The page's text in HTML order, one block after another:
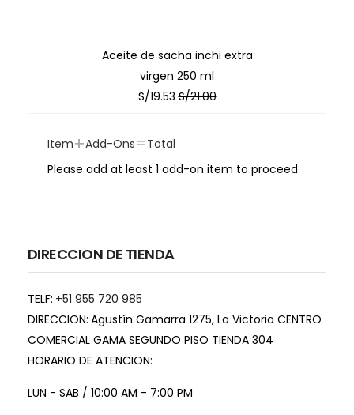
Aceite de sacha inchi extra
virgen 250 ml
S/19.53 S/21.00
Item+Add-Ons=Total
Please add at least 1 add-on item to proceed
DIRECCION DE TIENDA
TELF: +51 955 720 985
DIRECCION: Agustín Gamarra 1275, La Victoria CENTRO
COMERCIAL GAMA SEGUNDO PISO TIENDA 304
HORARIO DE ATENCION:
LUN - SAB / 10:00 AM - 7:00 PM